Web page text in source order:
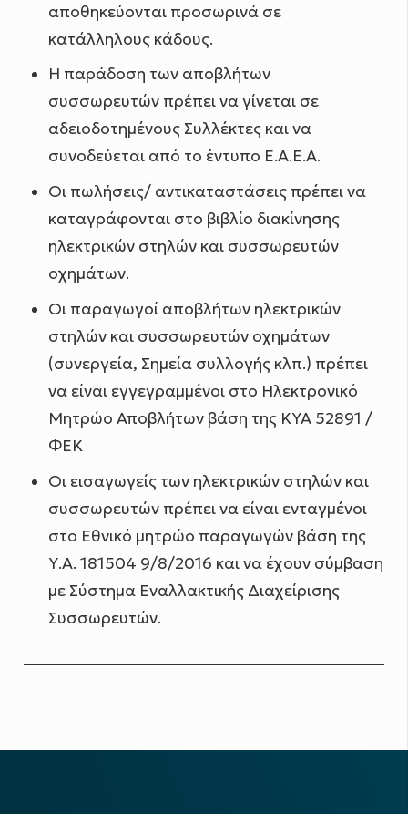
αποθηκεύονται προσωρινά σε
κατάλληλους κάδους.
Η παράδοση των αποβλήτων
συσσωρευτών πρέπει να γίνεται σε
αδειοδοτημένους Συλλέκτες και να
συνοδεύεται από το έντυπο Ε.Α.Ε.Α.
Οι πωλήσεις/ αντικαταστάσεις πρέπει να
καταγράφονται στο βιβλίο διακίνησης
ηλεκτρικών στηλών και συσσωρευτών
οχημάτων.
Οι παραγωγοί αποβλήτων ηλεκτρικών
στηλών και συσσωρευτών οχημάτων
(συνεργεία, Σημεία συλλογής κλπ.) πρέπει
να είναι εγγεγραμμένοι στο Ηλεκτρονικό
Μητρώο Αποβλήτων βάση της ΚΥΑ 52891 /
ΦΕΚ
Οι εισαγωγείς των ηλεκτρικών στηλών και
συσσωρευτών πρέπει να είναι ενταγμένοι
στο Εθνικό μητρώο παραγωγών βάση της
Υ.Α. 181504 9/8/2016 και να έχουν σύμβαση
με Σύστημα Εναλλακτικής Διαχείρισης
Συσσωρευτών.